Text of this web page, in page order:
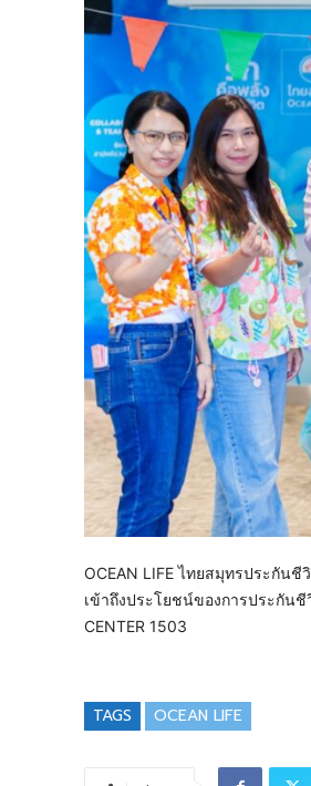
OCEAN LIFE ไทยสมุทรประกัน
เข้าถึงประโยชน์ของการประกันชี
CENTER 1503
TAGS OCEAN LIFE